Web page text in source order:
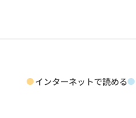
インターネットで読める